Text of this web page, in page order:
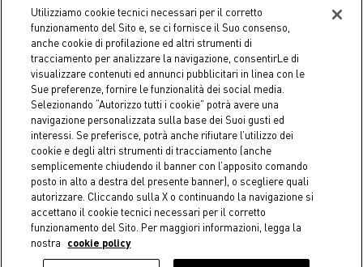
Coin S.p.A. C.F./P.IVA 04391480276, capitale sociale 10.123.282,23
Euro i.v.
Dati aziendali Cookie Policy Informativa Privacy
Utilizziamo cookie tecnici necessari per il corretto
funzionamento del Sito e, se ci fornisce il Suo consenso,
anche cookie di profilazione ed altri strumenti di
tracciamento per analizzare la navigazione, consentirLe di
visualizzare contenuti ed annunci pubblicitari in linea con le
Sue preferenze, fornire le funzionalità dei social media.
Selezionando “Autorizzo tutti i cookie” potrà avere una
navigazione personalizzata sulla base dei Suoi gusti ed
interessi. Se preferisce, potrà anche rifiutare l’utilizzo dei
cookie e degli altri strumenti di tracciamento (anche
semplicemente chiudendo il banner con l’apposito comando
posto in alto a destra del presente banner), o scegliere quali
autorizzare. Cliccando sulla X o continuando la navigazione si
accettano il cookie tecnici necessari per il corretto
funzionamento del Sito. Per maggiori informazioni, legga la
nostra
cookie policy